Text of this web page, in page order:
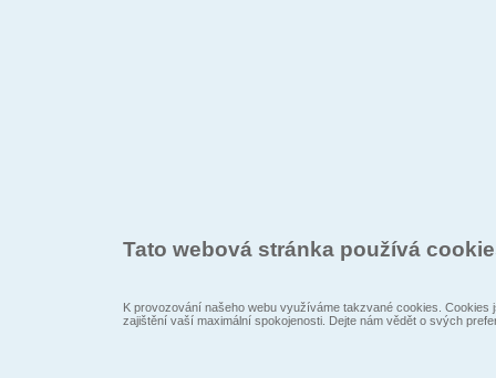
Tato webová stránka používá
K provozování našeho webu využíváme takzvané cookies.
zajištění vaší maximální spokojenosti. Dejte nám vědět o svých